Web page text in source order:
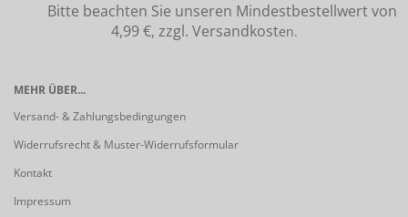
Bitte beachten Sie unseren Mindestbestellwert von
4,99 €, zzgl. Versandkosten.
MEHR ÜBER...
Versand- & Zahlungsbedingungen
Widerrufsrecht & Muster-Widerrufsformular
Kontakt
Impressum